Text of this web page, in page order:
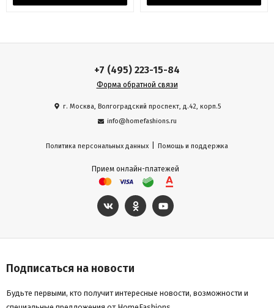
+7 (495) 223-15-84
Форма обратной связи
г. Москва, Волгоградский проспект, д.42, корп.5
info@homefashions.ru
Политика персональных данных Помощь и поддержка
Прием онлайн-платежей
Подписаться на новости
Будьте первыми, кто получит интересные новости, возможности и